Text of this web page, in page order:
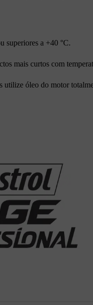
superiores a +40 °C.
mais curtos com
utilize óleo do motor